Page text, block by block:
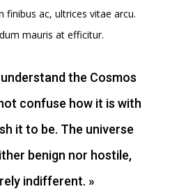
finibus ac, ultrices vitae arcu.
mauris at efficitur.
the Cosmos
confuse how it is with
it to be. The universe
benign nor hostile,
indifferent. »